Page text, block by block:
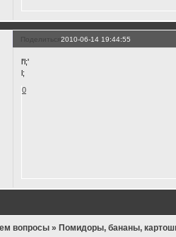
Поделиться2010-06-14 19:44:55
l'l;'
l;
0
вопросы »Помидоры, бананы,